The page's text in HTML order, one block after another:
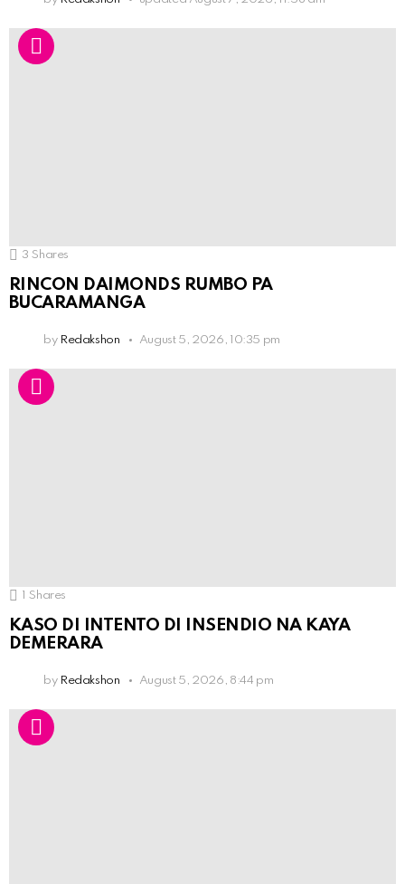
3 Shares
RINCON DAIMONDS RUMBO PA
BUCARAMANGA
by Redakshon August 5, 2026, 10:35 pm
1 Shares
KASO DI INTENTO DI INSENDIO NA KAYA
DEMERARA
by Redakshon August 5, 2026, 8:44 pm